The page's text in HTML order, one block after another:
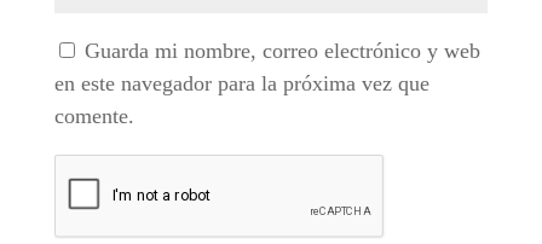
Guarda mi nombre, correo electrónico y web
en este navegador para la próxima vez que
comente.